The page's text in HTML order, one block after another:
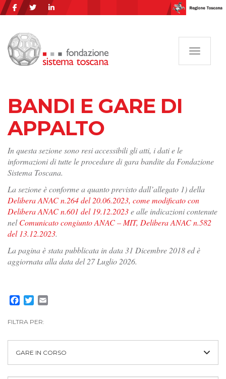
BANDI E GARE DI
APPALTO
In questa sezione sono resi accessibili gli atti, i dati e le
informazioni di tutte le procedure di gara bandite da Fondazione
Sistema Toscana.
La sezione è conforme a quanto previsto dall’allegato 1) della
Delibera ANAC n.264 del 20.06.2023, come modificato con
Delibera ANAC n.601 del 19.12.2023e alle indicazioni contenute
nelComunicato congiunto ANAC – MIT, Delibera ANAC n.582
del 13.12.2023.
La pagina è stata pubblicata in data 31 Dicembre 2018 ed è
aggiornata alla data del 27 Luglio 2026.
Facebook
Twitter
FILTRA PER:
GARE IN CORSO